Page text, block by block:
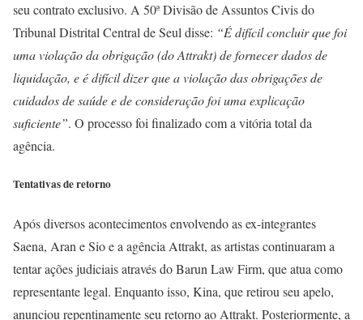
seu contrato exclusivo. A 50ª Divisão de Assuntos Civis do
Tribunal Distrital Central de Seul disse: “É difícil concluir que foi
uma violação da obrigação (do Attrakt) de fornecer dados de
liquidação, e é difícil dizer que a violação das obrigações de
cuidados de saúde e de consideração foi uma explicação
suficiente”. O processo foi finalizado com a vitória total da
agência.
Tentativas de retorno
Após diversos acontecimentos envolvendo as ex-integrantes
Saena, Aran e Sio e a agência Attrakt, as artistas continuaram a
tentar ações judiciais através do Barun Law Firm, que atua como
representante legal. Enquanto isso, Kina, que retirou seu apelo,
anunciou repentinamente seu retorno ao Attrakt. Posteriormente, a